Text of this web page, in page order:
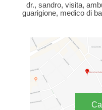
dr., sandro, visita,
guarigione, medico di